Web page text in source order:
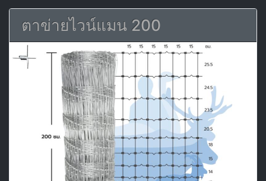
ตาข่ายไวน์แมน 200